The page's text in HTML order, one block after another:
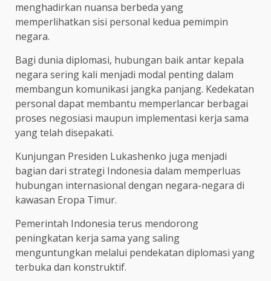
menghadirkan nuansa berbeda yang
memperlihatkan sisi personal kedua pemimpin
negara.
Bagi dunia diplomasi, hubungan baik antar kepala
negara sering kali menjadi modal penting dalam
membangun komunikasi jangka panjang. Kedekatan
personal dapat membantu memperlancar berbagai
proses negosiasi maupun implementasi kerja sama
yang telah disepakati.
Kunjungan Presiden Lukashenko juga menjadi
bagian dari strategi Indonesia dalam memperluas
hubungan internasional dengan negara-negara di
kawasan Eropa Timur.
Pemerintah Indonesia terus mendorong
peningkatan kerja sama yang saling
menguntungkan melalui pendekatan diplomasi yang
terbuka dan konstruktif.